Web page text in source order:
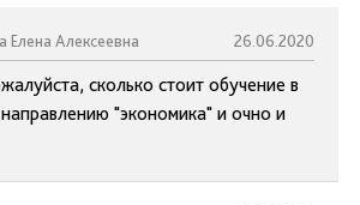
Елена Алексеевна 26.06.2020
сколько стоит обучение в
"экономика" и очно и